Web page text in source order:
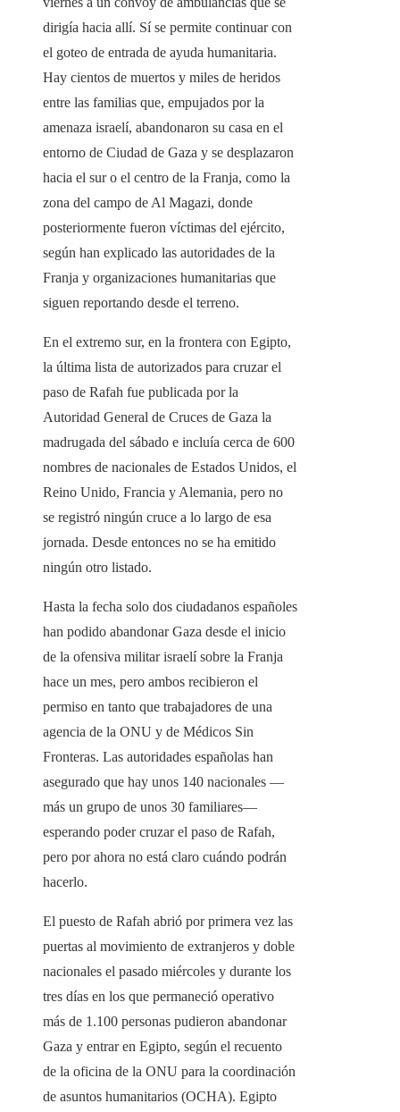
dirigía hacia allí. Sí se permite continuar con
el goteo de entrada de ayuda humanitaria.
Hay cientos de muertos y miles de heridos
entre las familias que, empujados por la
amenaza israelí, abandonaron su casa en el
entorno de Ciudad de Gaza y se desplazaron
hacia el sur o el centro de la Franja, como la
zona del campo de Al Magazi, donde
posteriormente fueron víctimas del ejército,
según han explicado las autoridades de la
Franja y organizaciones humanitarias que
siguen reportando desde el terreno.
En el extremo sur, en la frontera con Egipto,
la última lista de autorizados para cruzar el
paso de Rafah fue publicada por la
Autoridad General de Cruces de Gaza la
madrugada del sábado e incluía cerca de 600
nombres de nacionales de Estados Unidos, el
Reino Unido, Francia y Alemania, pero no
se registró ningún cruce a lo largo de esa
jornada. Desde entonces no se ha emitido
ningún otro listado.
Hasta la fecha solo dos ciudadanos españoles
han podido abandonar Gaza desde el inicio
de la ofensiva militar israelí sobre la Franja
hace un mes, pero ambos recibieron el
permiso en tanto que trabajadores de una
agencia de la ONU y de Médicos Sin
Fronteras. Las autoridades españolas han
asegurado que hay unos 140 nacionales —
más un grupo de unos 30 familiares—
esperando poder cruzar el paso de Rafah,
pero por ahora no está claro cuándo podrán
hacerlo.
El puesto de Rafah abrió por primera vez las
puertas al movimiento de extranjeros y doble
nacionales el pasado miércoles y durante los
tres días en los que permaneció operativo
más de 1.100 personas pudieron abandonar
Gaza y entrar en Egipto, según el recuento
de la oficina de la ONU para la coordinación
de asuntos humanitarios (OCHA). Egipto